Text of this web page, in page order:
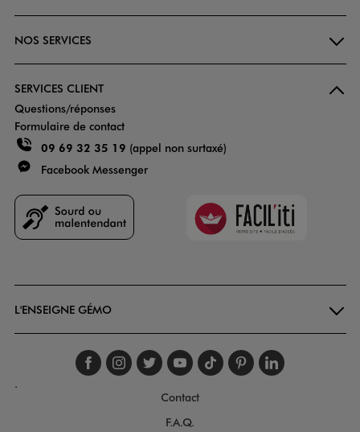
NOS SERVICES
SERVICES CLIENT
Questions/réponses
Formulaire de contact
09 69 32 35 19 (appel non surtaxé)
Facebook Messenger
Faciliti
L'ENSEIGNE GÉMO
Suivez-nous sur
Suivez-nous sur
Suivez-nous sur
Suivez-nous
Suivez-nous
Suivez-
.
Contact
F.A.Q.